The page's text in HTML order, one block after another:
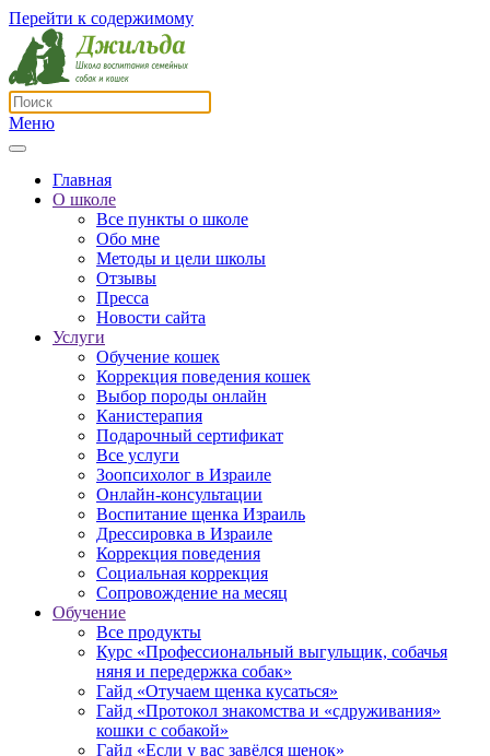
Перейти к содержимому
Меню
Главная
О школе
Все пункты о школе
Обо мне
Методы и цели школы
Отзывы
Пресса
Новости сайта
Услуги
Обучение кошек
Коррекция поведения кошек
Выбор породы онлайн
Канистерапия
Подарочный сертификат
Все услуги
Зоопсихолог в Израиле
Онлайн-консультации
Воспитание щенка Израиль
Дрессировка в Израиле
Коррекция поведения
Социальная коррекция
Сопровождение на месяц
Обучение
Все продукты
Курс «Профессиональный выгульщик, собачья
няня и передержка собак»
Гайд «Отучаем щенка кусаться»
Гайд «Протокол знакомства и «сдруживания»
кошки с собакой»
Гайд «Если у вас завёлся щенок»